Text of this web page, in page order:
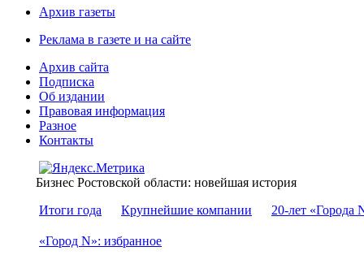
Архив газеты
Реклама в газете и на сайте
Архив сайта
Подписка
Об издании
Правовая информация
Разное
Контакты
Бизнес Ростовской области: новейшая история
Итоги года
Крупнейшие компании 20-лет «Города
«Город N»: избранное